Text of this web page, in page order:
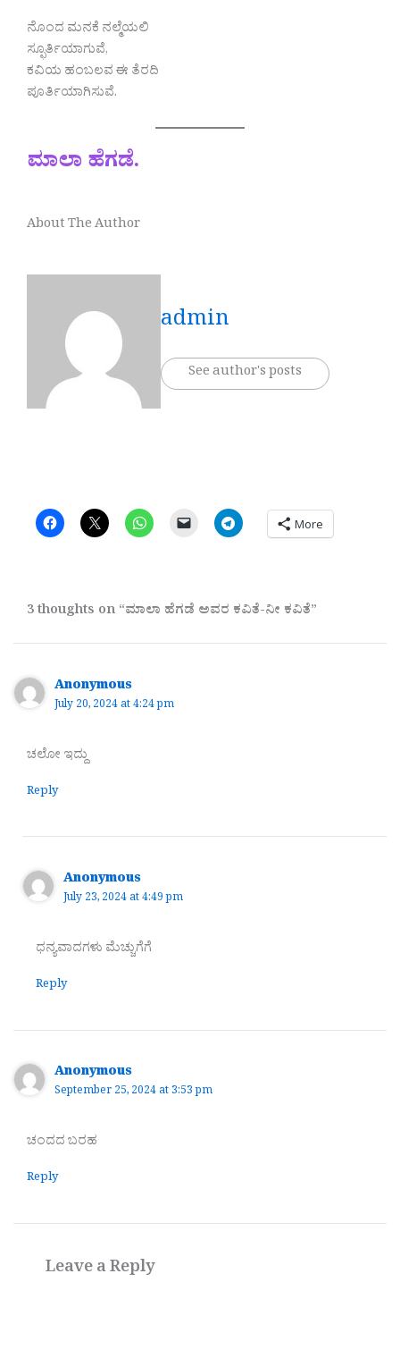
ನೊಂದ ಮನಕೆ ನಲ್ಮೆಯಲಿ
ಸ್ಫೂರ್ತಿಯಾಗುವೆ,
ಕವಿಯ ಹಂಬಲವ ಈ ತೆರದಿ
ಪೂರ್ತಿಯಾಗಿಸುವೆ.
ಮಾಲಾ ಹೆಗಡೆ.
About The Author
admin
See author's posts
More
3 thoughts on “ಮಾಲಾ ಹೆಗಡೆ ಅವರ ಕವಿತೆ-ನೀ ಕವಿತೆ”
Anonymous
July 20, 2024 at 4:24 pm
ಚಲೋ ಇದ್ದು
Reply
Anonymous
July 23, 2024 at 4:49 pm
ಧನ್ಯವಾದಗಳು ಮೆಚ್ಚುಗೆಗೆ
Reply
Anonymous
September 25, 2024 at 3:53 pm
ಚಂದದ ಬರಹ
Reply
Leave a Reply